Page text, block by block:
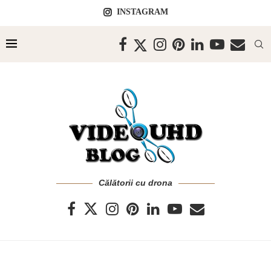
INSTAGRAM
Călătorii cu drona